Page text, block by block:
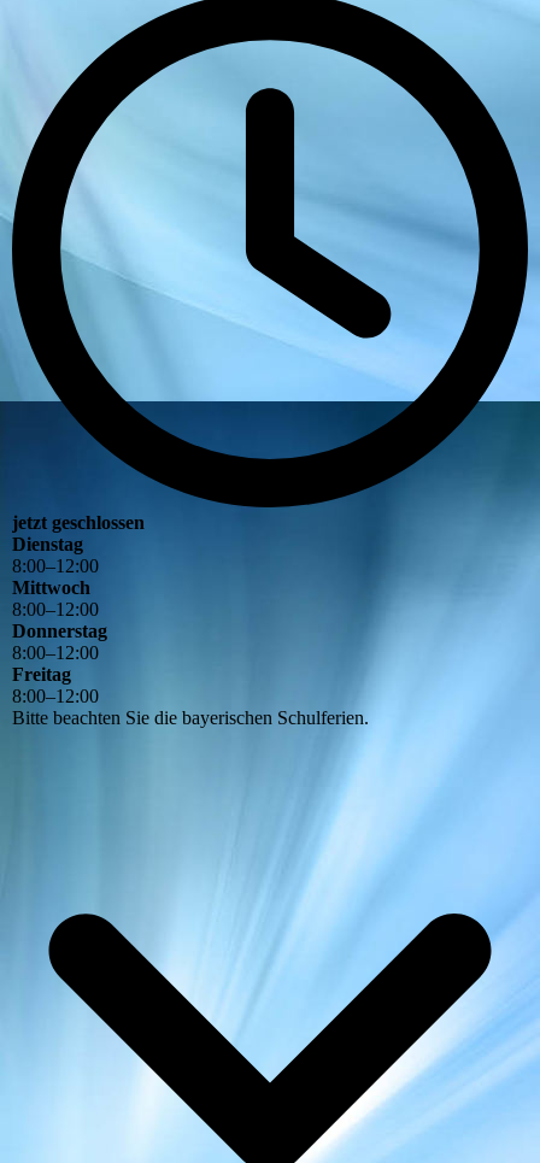
jetzt geschlossen
Dienstag
8:00–12:00
Mittwoch
8:00–12:00
Donnerstag
8:00–12:00
Freitag
8:00–12:00
Bitte beachten Sie die bayerischen Schulferien.